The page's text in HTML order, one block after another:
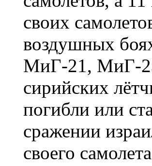
своих
воздушных
МиГ-21, МиГ-
сирийских
погибли или
сражении
своего